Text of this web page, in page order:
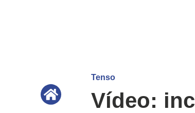
Tenso
Vídeo: